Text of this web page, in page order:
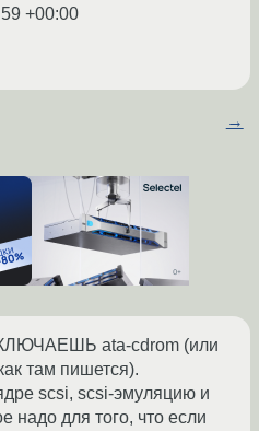
+00:00
→
ata-cdrom (или
там пишется).
scsi, scsi-эмуляцию и
надо для того, что если